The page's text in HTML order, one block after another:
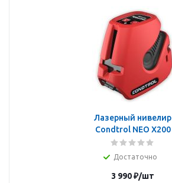
Лазерный нивелир
Condtrol NEO X200
Достаточно
3 990₽/шт